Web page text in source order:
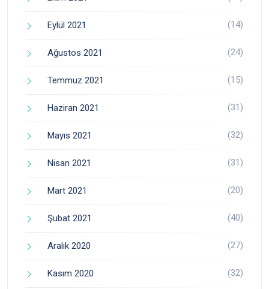
Eylül 2021 (14)
Ağustos 2021 (24)
Temmuz 2021 (15)
Haziran 2021 (31)
Mayıs 2021 (32)
Nisan 2021 (31)
Mart 2021 (20)
Şubat 2021 (40)
Aralık 2020 (27)
Kasım 2020 (32)